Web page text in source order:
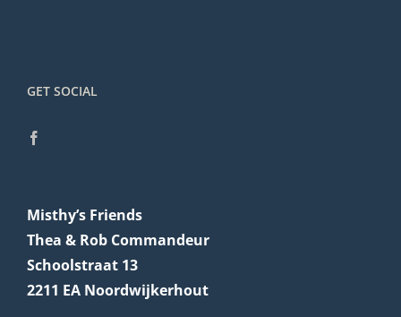
GET SOCIAL
Misthy’s Friends
Thea & Rob Commandeur
Schoolstraat 13
2211 EA Noordwijkerhout